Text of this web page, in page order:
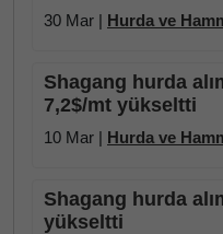
30 Mar | Hurda ve
Shagang hurda
7,2$/mt yükseltti
10 Mar | Hurda ve
Shagang hurda
yükseltti